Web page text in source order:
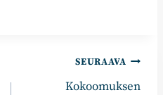
SEURAAVA
Kokoomuksen